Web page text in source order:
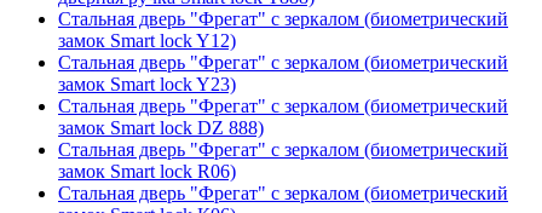
Стальная дверь "Фрегат" с зеркалом (биометрический
замок Smart lock Y12)
Стальная дверь "Фрегат" с зеркалом (биометрический
замок Smart lock Y23)
Стальная дверь "Фрегат" с зеркалом (биометрический
замок Smart lock DZ 888)
Стальная дверь "Фрегат" с зеркалом (биометрический
замок Smart lock R06)
Стальная дверь "Фрегат" с зеркалом (биометрический